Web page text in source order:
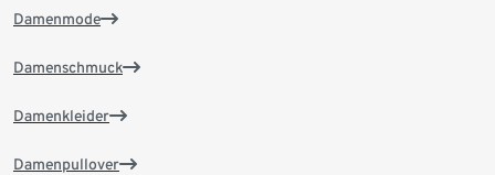
Damenmode
Damenschmuck
Damenkleider
Damenpullover